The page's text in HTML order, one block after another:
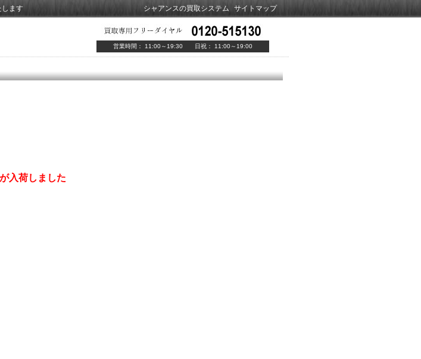
シャアンスの買取システム サイトマップ
します
営業時間： 11:00～19:30 日祝： 11:00～19:00
入荷しました